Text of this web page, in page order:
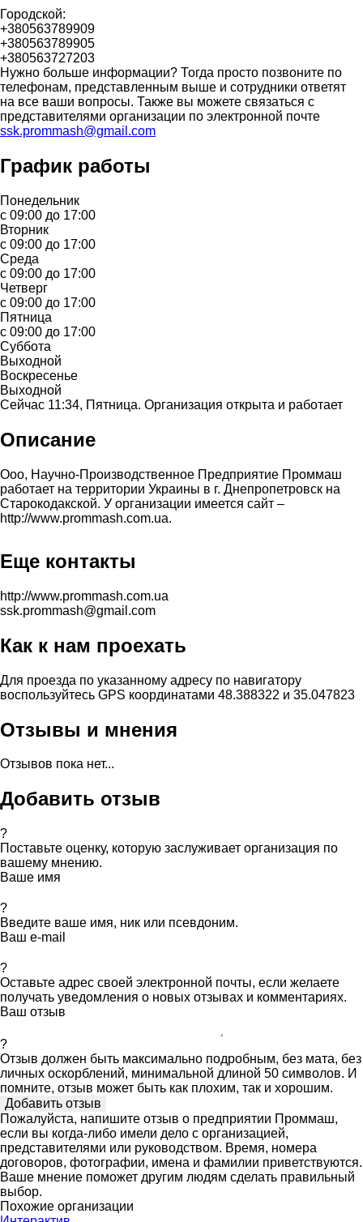
Городской:
+380563789909
+380563789905
+380563727203
Нужно больше информации? Тогда просто позвоните по
телефонам, представленным выше и сотрудники ответят
на все ваши вопросы. Также вы можете связаться с
представителями организации по электронной почте
ssk.prommash@gmail.com
График работы
Понедельник
с 09:00 до 17:00
Вторник
с 09:00 до 17:00
Среда
с 09:00 до 17:00
Четверг
с 09:00 до 17:00
Пятница
с 09:00 до 17:00
Суббота
Выходной
Воскресенье
Выходной
Сейчас 11:34, Пятница. Организация открыта и работает
Описание
Ооо, Научно-Производственное Предприятие Проммаш
работает на территории Украины в г. Днепропетровск на
Старокодакской. У организации имеется сайт –
http://www.prommash.com.ua.
Еще контакты
http://www.prommash.com.ua
ssk.prommash@gmail.com
Как к нам проехать
Для проезда по указанному адресу по навигатору
воспользуйтесь GPS координатами 48.388322 и 35.047823
Отзывы и мнения
Отзывов пока нет...
Добавить отзыв
?
Поставьте оценку, которую заслуживает организация по
вашему мнению.
Ваше имя
?
Введите ваше имя, ник или псевдоним.
Ваш e-mail
?
Оставьте адрес своей электронной почты, если желаете
получать уведомления о новых отзывах и комментариях.
Ваш отзыв
?
Отзыв должен быть максимально подробным, без мата, без
личных оскорблений, минимальной длиной 50 символов. И
помните, отзыв может быть как плохим, так и хорошим.
Пожалуйста, напишите отзыв о предприятии Проммаш,
если вы когда-либо имели дело с организацией,
представителями или руководством. Время, номера
договоров, фотографии, имена и фамилии приветствуются.
Ваше мнение поможет другим людям сделать правильный
выбор.
Похожие организации